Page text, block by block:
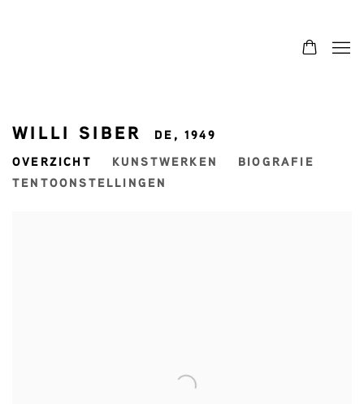
WILLI SIBER DE, 1949
OVERZICHT
KUNSTWERKEN
BIOGRAFIE
TENTOONSTELLINGEN